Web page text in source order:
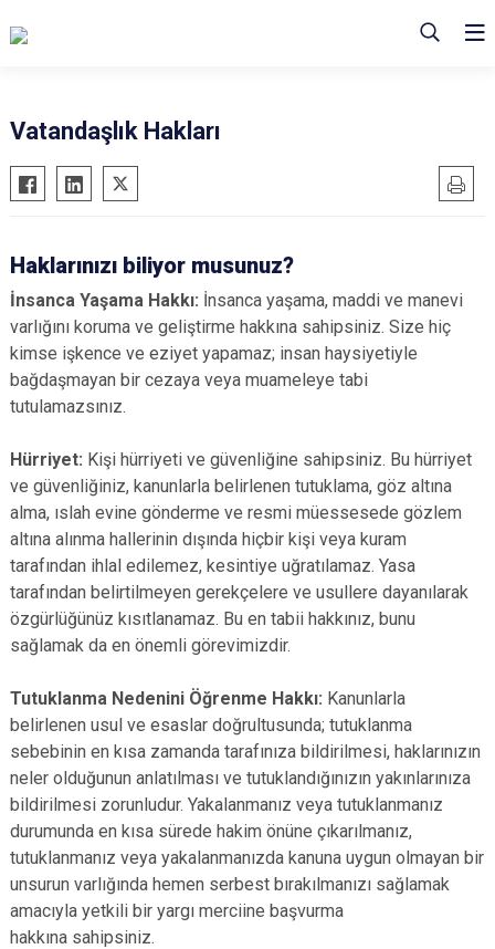
Vatandaşlık Hakları
Haklarınızı biliyor musunuz?
İnsanca Yaşama Hakkı: İnsanca yaşama, maddi ve manevi
varlığını koruma ve geliştirme hakkına sahipsiniz. Size hiç
kimse işkence ve eziyet yapamaz; insan haysiyetiyle
bağdaşmayan bir cezaya veya muameleye tabi
tutulamazsınız.
Hürriyet: Kişi hürriyeti ve güvenliğine sahipsiniz. Bu hürriyet
ve güvenliğiniz, kanunlarla belirlenen tutuklama, göz altına
alma, ıslah evine gönderme ve resmi müessesede gözlem
altına alınma hallerinin dışında hiçbir kişi veya kuram
tarafından ihlal edilemez, kesintiye uğratılamaz. Yasa
tarafından belirtilmeyen gerekçelere ve usullere dayanılarak
özgürlüğünüz kısıtlanamaz. Bu en tabii hakkınız, bunu
sağlamak da en önemli görevimizdir.
Tutuklanma Nedenini Öğrenme Hakkı: Kanunlarla
belirlenen usul ve esaslar doğrultusunda; tutuklanma
sebebinin en kısa zamanda tarafınıza bildirilmesi, haklarınızın
neler olduğunun anlatılması ve tutuklandığınızın yakınlarınıza
bildirilmesi zorunludur. Yakalanmanız veya tutuklanmanız
durumunda en kısa sürede hakim önüne çıkarılmanız,
tutuklanmanız veya yakalanmanızda kanuna uygun olmayan bir
unsurun varlığında hemen serbest bırakılmanızı sağlamak
amacıyla yetkili bir yargı merciine başvurma
hakkına sahipsiniz.